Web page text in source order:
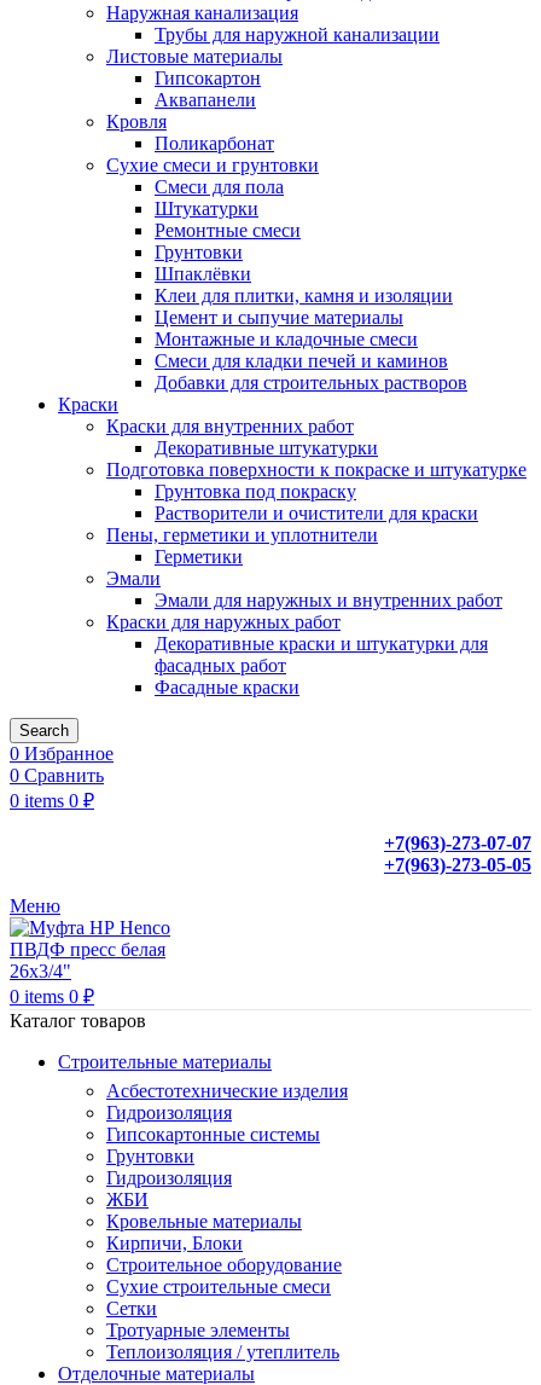
Наружная канализация
Трубы для наружной канализации
Листовые материалы
Гипсокартон
Аквапанели
Кровля
Поликарбонат
Сухие смеси и грунтовки
Смеси для пола
Штукатурки
Ремонтные смеси
Грунтовки
Шпаклёвки
Клеи для плитки, камня и изоляции
Цемент и сыпучие материалы
Монтажные и кладочные смеси
Смеси для кладки печей и каминов
Добавки для строительных растворов
Краски
Краски для внутренних работ
Декоративные штукатурки
Подготовка поверхности к покраске и штукатурке
Грунтовка под покраску
Растворители и очистители для краски
Пены, герметики и уплотнители
Герметики
Эмали
Эмали для наружных и внутренних работ
Краски для наружных работ
Декоративные краски и штукатурки для
фасадных работ
Фасадные краски
Search
0 Избранное
0 Сравнить
0 items 0 ₽
+7(963)-273-07-07
+7(963)-273-05-05
Меню
0 items 0 ₽
Каталог товаров
Строительные материалы
Асбестотехнические изделия
Гидроизоляция
Гипсокартонные системы
Грунтовки
Гидроизоляция
ЖБИ
Кровельные материалы
Кирпичи, Блоки
Строительное оборудование
Сухие строительные смеси
Сетки
Тротуарные элементы
Теплоизоляция / утеплитель
Отделочные материалы